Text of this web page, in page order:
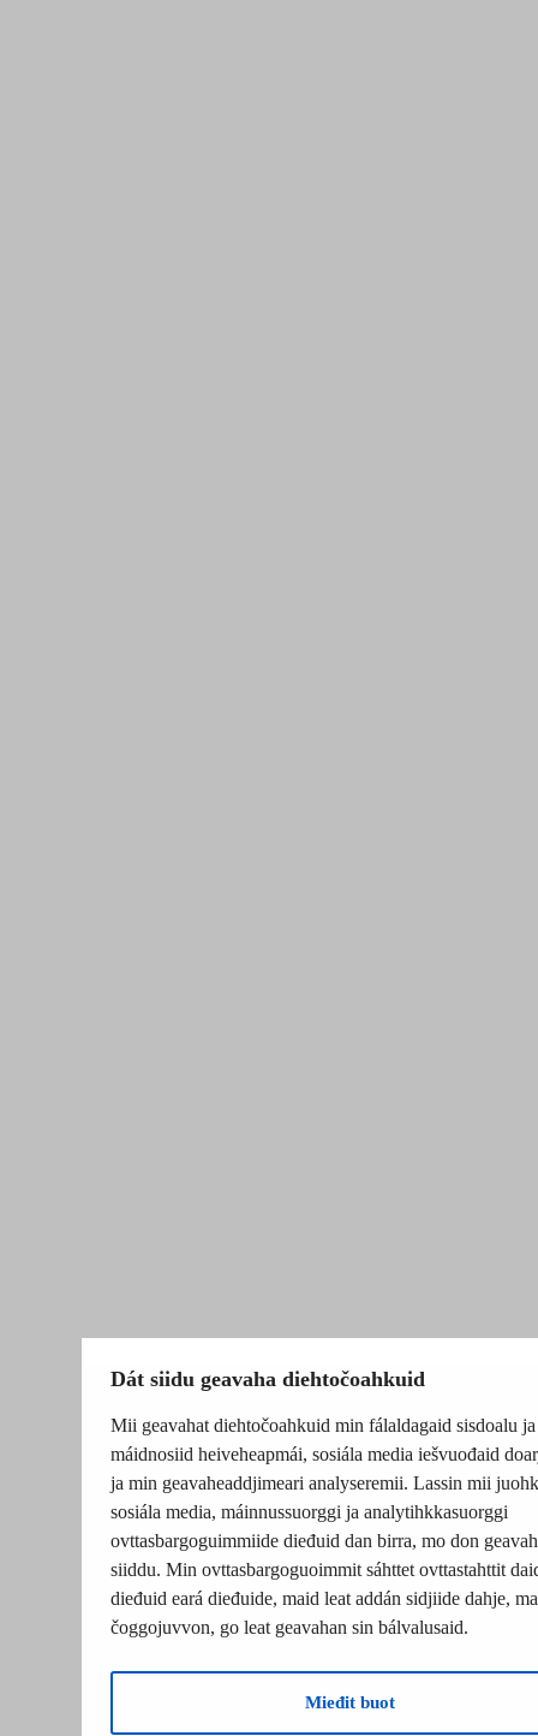
Dát siidu geavaha diehtočoahkuid
Mii geavahat diehtočoahkuid min fálaldagaid sisdoalu ja
máidnosiid heiveheapmái, sosiála media iešvuođaid
ja min geavaheaddjimeari analyseremii. Lassin mii
sosiála media, máinnussuorggi ja analytihkkasuorggi
ovttasbargoguimmiide dieđuid dan birra, mo don
siiddu. Min ovttasbargoguoimmit sáhttet ovttastahttit
dieđuid eará dieđuide, maid leat addán sidjiide dahje,
čoggojuvvon, go leat geavahan sin bálvalusaid.
Mieđit buot